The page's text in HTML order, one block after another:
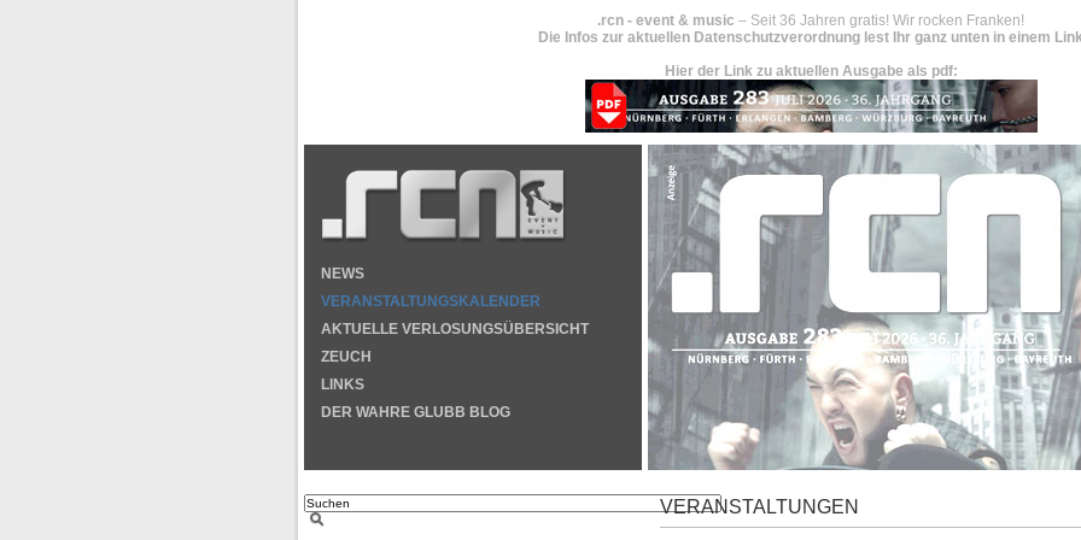
.rcn - event & music – Seit 36 Jahren gratis! Wir rocken Franken!
Die Infos zur aktuellen Datenschutzverordnung lest Ihr ganz unten in einem
Hier der Link zu aktuellen Ausgabe als pdf:
NEWS
VERANSTALTUNGSKALENDER
AKTUELLE VERLOSUNGSÜBERSICHT
ZEUCH
LINKS
DER WAHRE GLUBB BLOG
VERANSTALTUNGEN